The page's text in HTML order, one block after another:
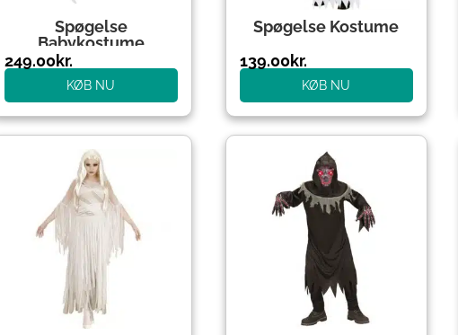
Spøgelse
Babykostume
249.00kr.
KØB NU
Spøgelse Kostume
139.00kr.
KØB NU